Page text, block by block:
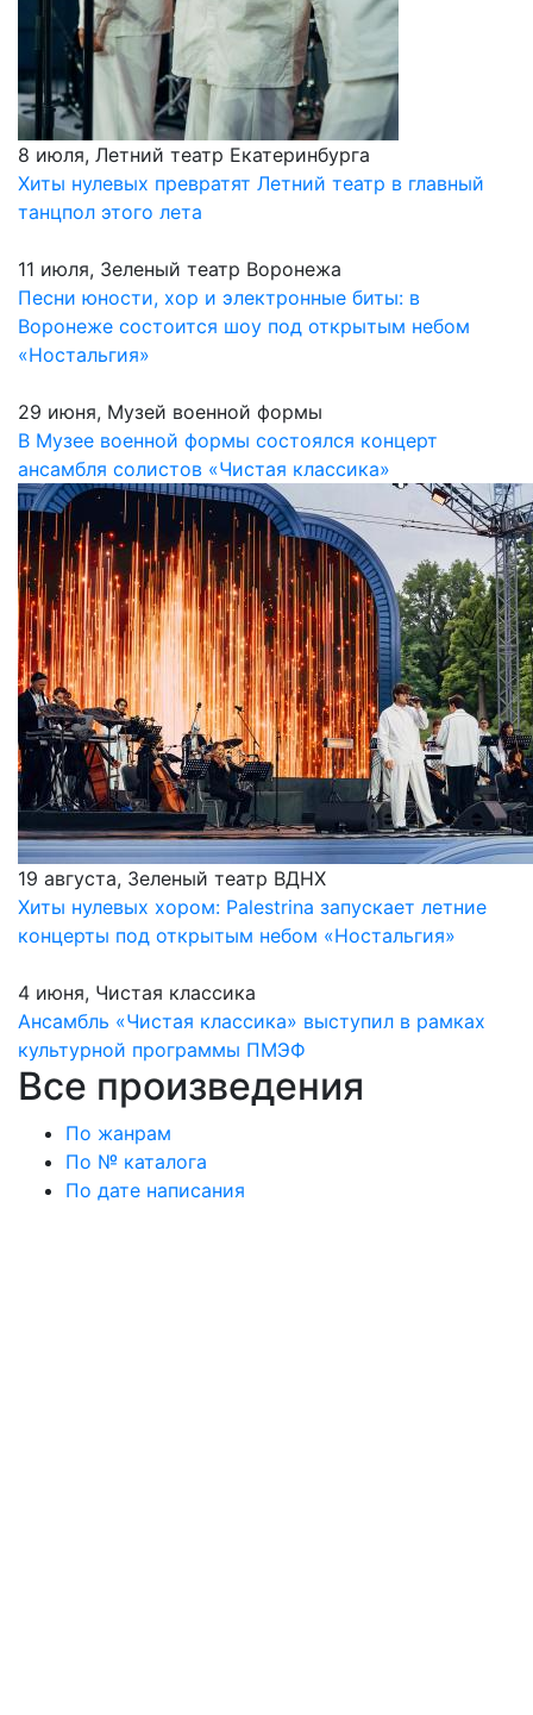
8 июля, Летний театр Екатеринбурга
Хиты нулевых превратят Летний театр в главный
танцпол этого лета
11 июля, Зеленый театр Воронежа
Песни юности, хор и электронные биты: в
Воронеже состоится шоу под открытым небом
«Ностальгия»
29 июня, Музей военной формы
В Музее военной формы состоялся концерт
ансамбля солистов «Чистая классика»
19 августа, Зеленый театр ВДНХ
Хиты нулевых хором: Palestrina запускает летние
концерты под открытым небом «Ностальгия»
4 июня, Чистая классика
Ансамбль «Чистая классика» выступил в рамках
культурной программы ПМЭФ
Все произведения
По жанрам
По № каталога
По дате написания